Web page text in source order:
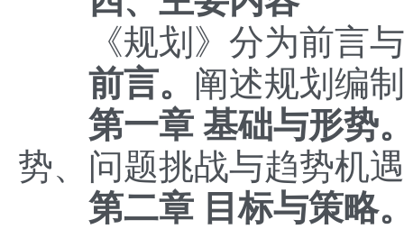
《规划》分为前言与
前言。 阐述规划编
第一章 基础与形势
势、问题挑战与趋势机
第二章 目标与策略